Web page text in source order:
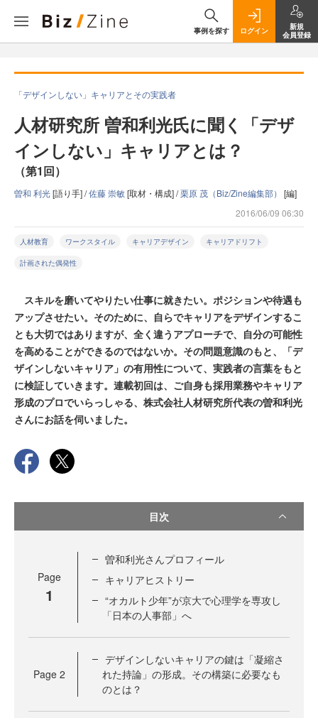
事例を探す ログイン
新規
会員登録
「デザインしない」キャリアとその実践者
人材研究所 曽和利光氏に聞く「デザ
インしない」キャリアとは？
（第1回）
曽和 利光[語り手] /佐藤 崇敏[取材・構成] /栗原 茂（Biz/Zine編集部） [編]
2016/06/09 06:30
人材教育 ワークスタイル キャリアデザイン キャリアドリフト
計画された偶発性
スキルを磨いてやりたい仕事に就きたい。ポジションや待遇も
アップさせたい。そのために、自らでキャリアをデザインするこ
とも大切ではありますが、全く違うアプローチで、自分の可能性
を高めることができるのではないか。その問題意識のもと、「デ
ザインしないキャリア」の有用性について、実践者の言葉をもと
に検証していきます。連載初回は、ご自身も採用業務やキャリア
形成のプロでいらっしゃる、株式会社人材研究所代表の曽和利光
さんにお話を伺いました。
目次
Page
1
曽和利光さんプロフィール
キャリアヒストリー
“オカルト少年”が京大で心理学を専攻し
「日本の人事部」へ
Page 2
デザインしないキャリアの鍵は「凝縮さ
れた持論」の形成。その構築に必要なも
のとは？